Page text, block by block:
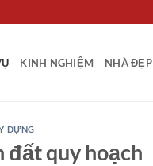
KINH NGHIỆM NHÀ ĐẸP
DỰNG
đất quy hoạch